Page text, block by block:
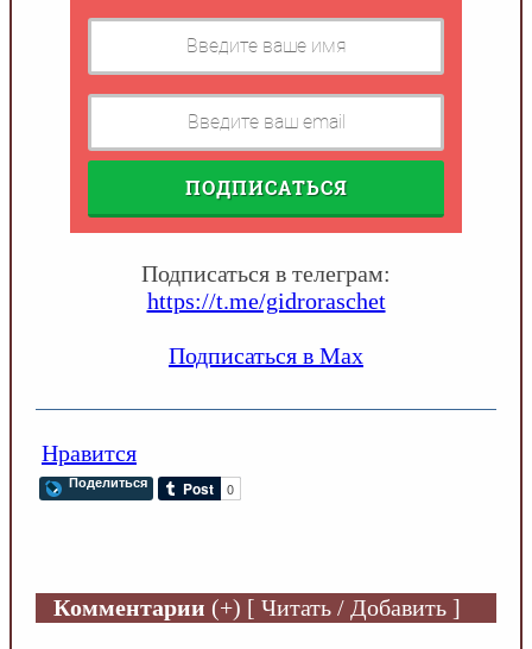
ПОДПИСАТЬСЯ
Подписаться в телеграм:
https://t.me/gidroraschet
Подписаться в Max
Нравится
Поделиться
Комментарии (+) [ Читать / Добавить ]